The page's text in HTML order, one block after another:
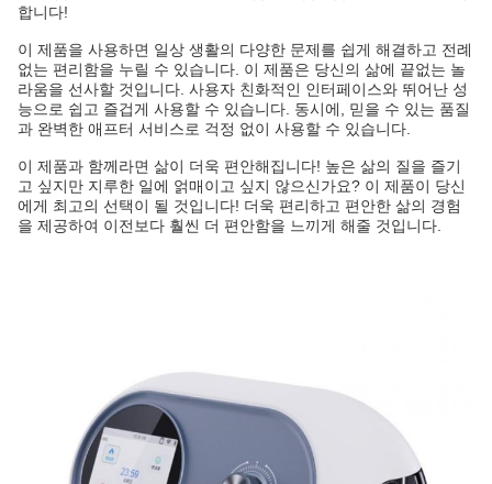
합니다!
이 제품을 사용하면 일상 생활의 다양한 문제를 쉽게 해결하고 전례
없는 편리함을 누릴 수 있습니다. 이 제품은 당신의 삶에 끝없는 놀
라움을 선사할 것입니다. 사용자 친화적인 인터페이스와 뛰어난 성
능으로 쉽고 즐겁게 사용할 수 있습니다. 동시에, 믿을 수 있는 품질
과 완벽한 애프터 서비스로 걱정 없이 사용할 수 있습니다.
이 제품과 함께라면 삶이 더욱 편안해집니다! 높은 삶의 질을 즐기
고 싶지만 지루한 일에 얽매이고 싶지 않으신가요? 이 제품이 당신
에게 최고의 선택이 될 것입니다! 더욱 편리하고 편안한 삶의 경험
을 제공하여 이전보다 훨씬 더 편안함을 느끼게 해줄 것입니다.